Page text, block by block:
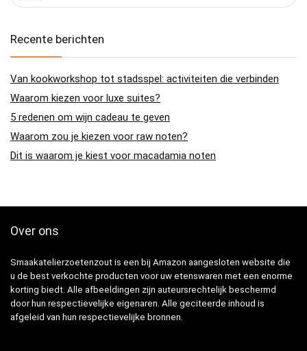
Recente berichten
Van kookworkshop tot stadsspel: activiteiten die verbinden
Waarom kiezen voor luxe suites?
5 redenen om wijn cadeau te geven
Waarom zou je kiezen voor raw noten?
Dit is waarom je kiest voor macadamia noten
Over ons
Smaakatelierzoetenzout is een bij Amazon aangesloten website die
u de best verkochte producten voor uw etenswaren met een enorme
korting biedt. Alle afbeeldingen zijn auteursrechtelijk beschermd
door hun respectievelijke eigenaren. Alle geciteerde inhoud is
afgeleid van hun respectievelijke bronnen.